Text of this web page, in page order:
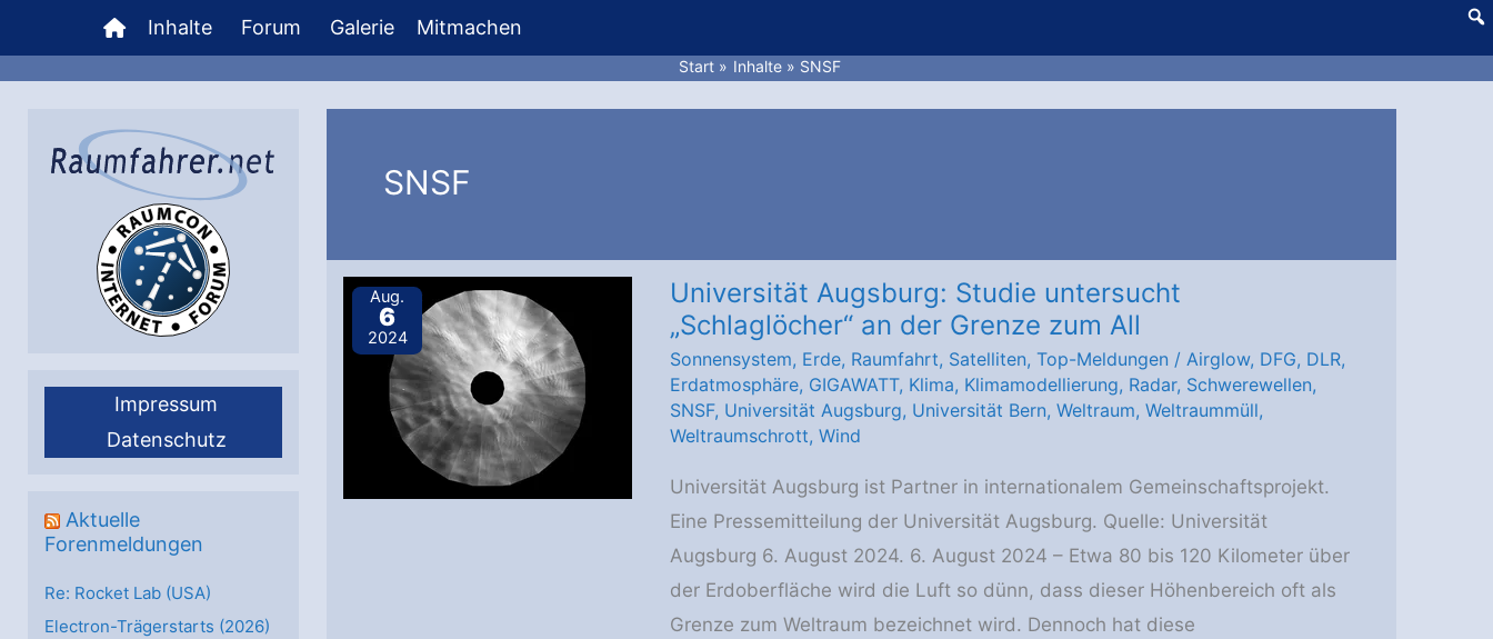
Inhalt
springen
Inhalte Forum Galerie Mitmachen
Start Inhalte SNSF
Impressum
Datenschutz
Aktuelle
Forenmeldungen
Re: Rocket Lab (USA)
Electron-Trägerstarts (2026)
SNSF
Aug.
6
2024
Universität Augsburg: Studie untersucht
„Schlaglöcher“ an der Grenze zum All
Sonnensystem, Erde, Raumfahrt, Satelliten, Top-Meldungen / Airglow, DFG, DLR,
Erdatmosphäre, GIGAWATT, Klima, Klimamodellierung, Radar, Schwerewellen,
SNSF, Universität Augsburg, Universität Bern, Weltraum, Weltraummüll,
Weltraumschrott, Wind
Universität Augsburg ist Partner in internationalem Gemeinschaftsprojekt.
Eine Pressemitteilung der Universität Augsburg. Quelle: Universität
Augsburg 6. August 2024. 6. August 2024 – Etwa 80 bis 120 Kilometer über
der Erdoberfläche wird die Luft so dünn, dass dieser Höhenbereich oft als
Grenze zum Weltraum bezeichnet wird. Dennoch hat diese